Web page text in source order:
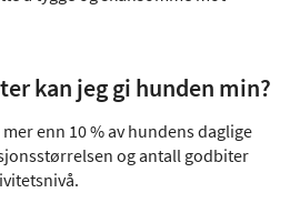
kan jeg gi hunden min?
enn 10 % av hundens daglige
og antall godbiter